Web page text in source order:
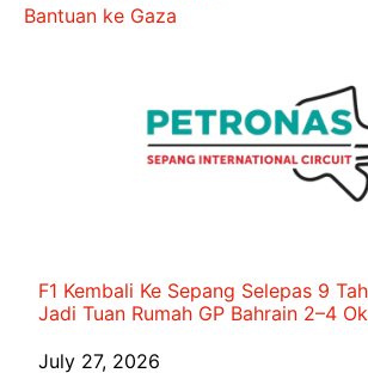
Bantuan ke Gaza
F1 Kembali Ke Sepang Selepas 9
Jadi Tuan Rumah GP Bahrain 2–4
Date
July 27, 2026